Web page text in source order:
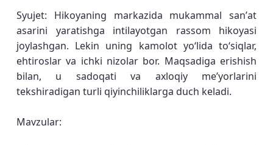
Syujet: Hikoyaning markazida mukammal sanʼat
asarini yaratishga intilayotgan rassom hikoyasi
joylashgan. Lekin uning kamolot yoʻlida toʻsiqlar,
ehtiroslar va ichki nizolar bor. Maqsadiga erishish
bilan, u sadoqati va axloqiy meʼyorlarini
tekshiradigan turli qiyinchiliklarga duch keladi.
Mavzular: